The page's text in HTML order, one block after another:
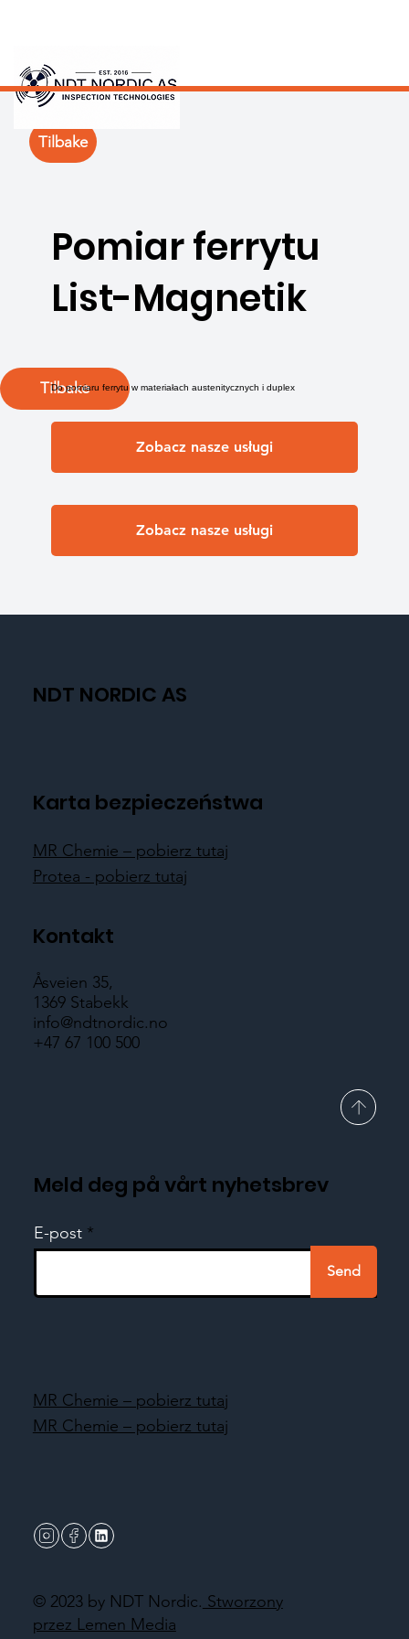
Tilbake
Pomiar ferrytu
List-Magnetik
Do pomiaru ferrytu w materiałach austenitycznych i duplex
Zobacz nasze usługi
Zobacz nasze usługi
Tilbake
NDT NORDIC AS
Karta bezpieczeństwa
MR Chemie – pobierz tutaj
Protea - pobierz tutaj
Kontakt
Åsveien 35,
1369 Stabekk
info@ndtnordic.no
+47 67 100 500
Meld deg på vårt nyhetsbrev
E-post
Send
© 2023 by NDT Nordic. Stworzony
przez Lemen Media
MR Chemie – pobierz tutaj
MR Chemie – pobierz tutaj